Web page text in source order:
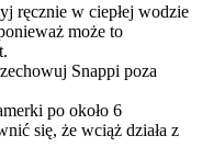
ręcznie w ciepłej wodzie
może to
Snappi poza
po około 6
się, że wciąż działa z